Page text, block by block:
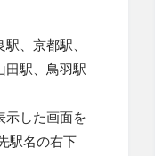
、京都駅、
田駅、鳥羽駅
示した画面を
駅名の右下